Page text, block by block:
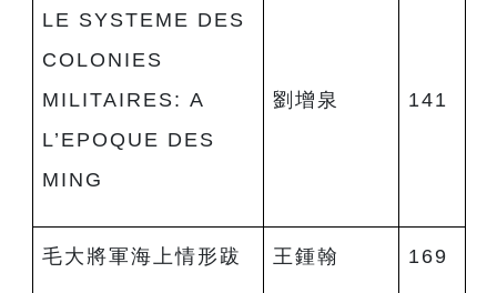
LE SYSTEME DES
COLONIES
MILITAIRES: A
L’EPOQUE DES
MING
劉增泉 141
毛大將軍海上情形跋 王鍾翰 169